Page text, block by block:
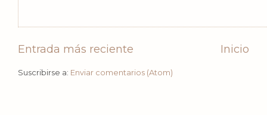
Entrada más reciente Inicio
Suscribirse a: Enviar comentarios (Atom)